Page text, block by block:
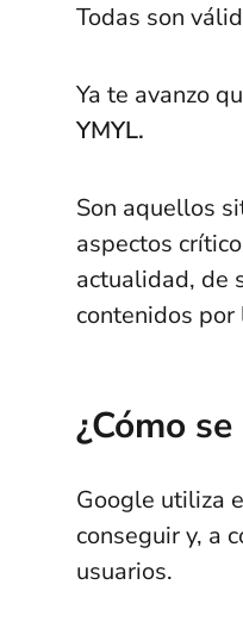
Todas son
Ya te avanzo
YMYL.
Son aquellos
aspectos
actualidad, de
contenidos por
¿Cómo
Google utiliza
conseguir y, a
usuarios.